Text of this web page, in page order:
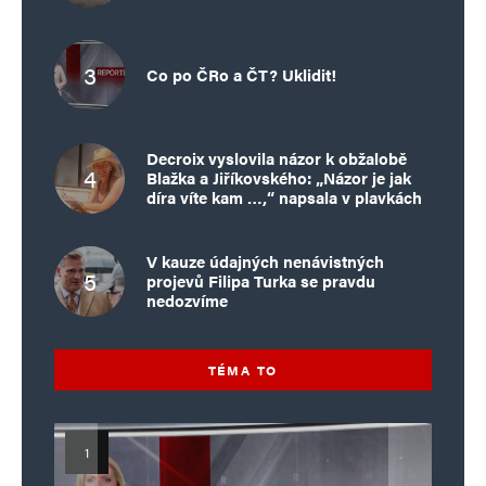
Co po ČRo a ČT? Uklidit!
Decroix vyslovila názor k obžalobě
Blažka a Jiříkovského: „Názor je jak
díra víte kam …,“ napsala v plavkách
V kauze údajných nenávistných
projevů Filipa Turka se pravdu
nedozvíme
TÉMA TO